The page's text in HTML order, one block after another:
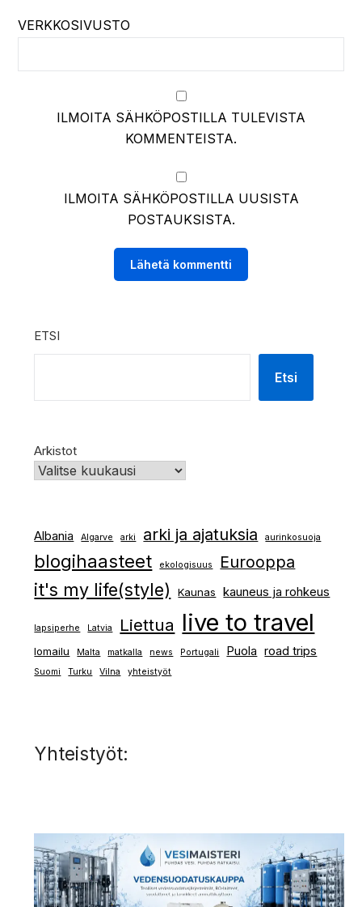
VERKKOSIVUSTO
ILMOITA SÄHKÖPOSTILLA TULEVISTA
KOMMENTEISTA.
ILMOITA SÄHKÖPOSTILLA UUSISTA
POSTAUKSISTA.
ETSI
Etsi
Arkistot
Albania Algarve arki arki ja ajatuksia aurinkosuoja
blogihaasteet ekologisuus Eurooppa
it's my life(style) Kaunas kauneus ja rohkeus
lapsiperhe Latvia Liettua live to travel
lomailu Malta matkalla news Portugali Puola road trips
Suomi Turku Vilna yhteistyöt
Yhteistyöt: